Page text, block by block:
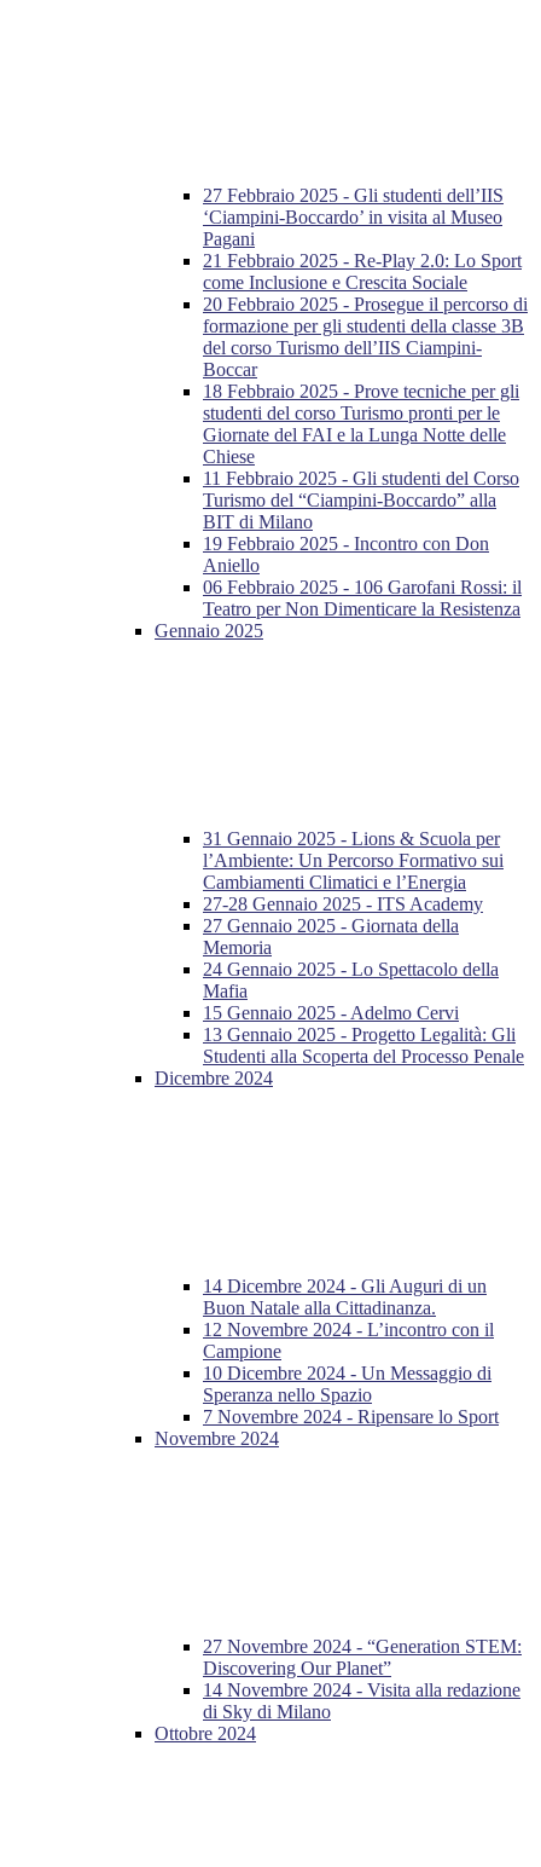
27 Febbraio 2025 - Gli studenti dell’IIS
‘Ciampini-Boccardo’ in visita al Museo
Pagani
21 Febbraio 2025 - Re-Play 2.0: Lo Sport
come Inclusione e Crescita Sociale
20 Febbraio 2025 - Prosegue il percorso di
formazione per gli studenti della classe 3B
del corso Turismo dell’IIS Ciampini-
Boccar
18 Febbraio 2025 - Prove tecniche per gli
studenti del corso Turismo pronti per le
Giornate del FAI e la Lunga Notte delle
Chiese
11 Febbraio 2025 - Gli studenti del Corso
Turismo del “Ciampini-Boccardo” alla
BIT di Milano
19 Febbraio 2025 - Incontro con Don
Aniello
06 Febbraio 2025 - 106 Garofani Rossi: il
Teatro per Non Dimenticare la Resistenza
Gennaio 2025
31 Gennaio 2025 - Lions & Scuola per
l’Ambiente: Un Percorso Formativo sui
Cambiamenti Climatici e l’Energia
27-28 Gennaio 2025 - ITS Academy
27 Gennaio 2025 - Giornata della
Memoria
24 Gennaio 2025 - Lo Spettacolo della
Mafia
15 Gennaio 2025 - Adelmo Cervi
13 Gennaio 2025 - Progetto Legalità: Gli
Studenti alla Scoperta del Processo Penale
Dicembre 2024
14 Dicembre 2024 - Gli Auguri di un
Buon Natale alla Cittadinanza.
12 Novembre 2024 - L’incontro con il
Campione
10 Dicembre 2024 - Un Messaggio di
Speranza nello Spazio
7 Novembre 2024 - Ripensare lo Sport
Novembre 2024
27 Novembre 2024 - “Generation STEM:
Discovering Our Planet”
14 Novembre 2024 - Visita alla redazione
di Sky di Milano
Ottobre 2024